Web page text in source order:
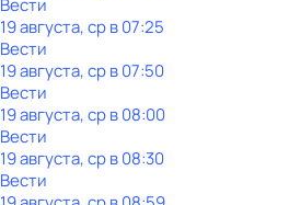
Вести
19 августа, ср в 07:25
Вести
19 августа, ср в 07:50
Вести
19 августа, ср в 08:00
Вести
19 августа, ср в 08:30
Вести